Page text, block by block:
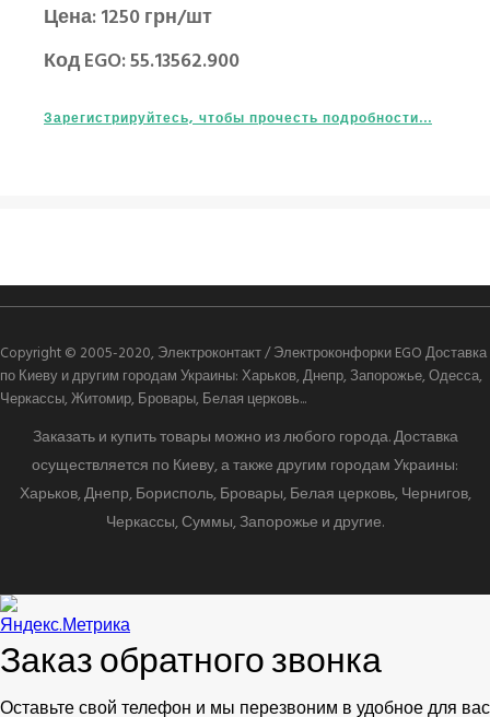
Цена: 1250 грн/шт
Код EGO: 55.13562.900
Зарегистрируйтесь, чтобы прочесть подробности...
Copyright © 2005-2020, Электроконтакт / Электроконфорки EGO Доставка
по Киеву и другим городам Украины: Харьков, Днепр, Запорожье, Одесса,
Черкассы, Житомир, Бровары, Белая церковь...
Заказать и купить товары можно из любого города. Доставка
осуществляется по Киеву, а также другим городам Украины:
Харьков, Днепр, Борисполь, Бровары, Белая церковь, Чернигов,
Черкассы, Суммы, Запорожье и другие.
Заказ обратного звонка
Оставьте свой телефон и мы перезвоним в удобное для вас